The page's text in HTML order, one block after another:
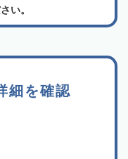
い。
細を確認